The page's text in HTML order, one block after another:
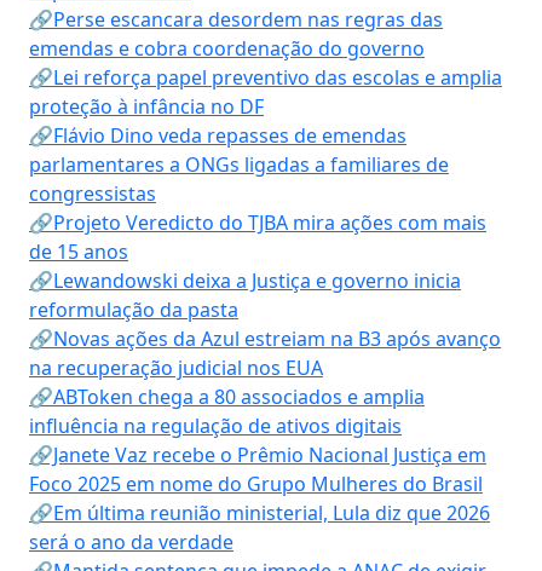
🔗Perse escancara desordem nas regras das
emendas e cobra coordenação do governo
🔗Lei reforça papel preventivo das escolas e amplia
proteção à infância no DF
🔗Flávio Dino veda repasses de emendas
parlamentares a ONGs ligadas a familiares de
congressistas
🔗Projeto Veredicto do TJBA mira ações com mais
de 15 anos
🔗Lewandowski deixa a Justiça e governo inicia
reformulação da pasta
🔗Novas ações da Azul estreiam na B3 após avanço
na recuperação judicial nos EUA
🔗ABToken chega a 80 associados e amplia
influência na regulação de ativos digitais
🔗Janete Vaz recebe o Prêmio Nacional Justiça em
Foco 2025 em nome do Grupo Mulheres do Brasil
🔗Em última reunião ministerial, Lula diz que 2026
será o ano da verdade